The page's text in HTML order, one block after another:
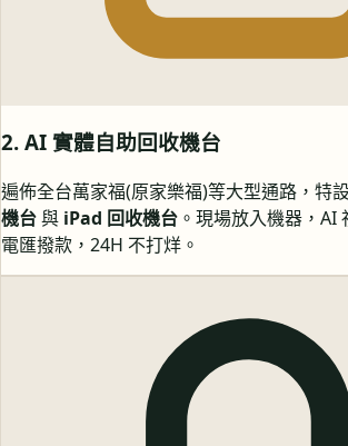
2. AI 實體自助回收機台
遍佈全台萬家福(原家樂福)等大型通路，特
機台與 iPad 回收機台 。現場放入機器，AI
電匯撥款，24H 不打烊。